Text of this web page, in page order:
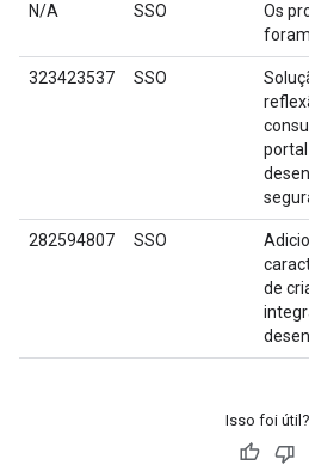
N/A SSO
Os
323423537 SSO
282594807 SSO
de
Isso foi útil?